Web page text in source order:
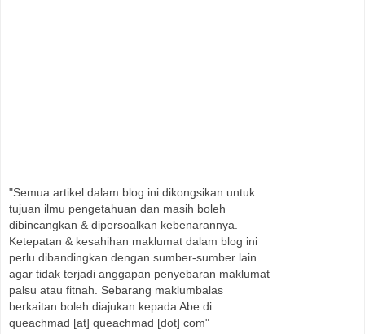
"Semua artikel dalam blog ini dikongsikan untuk
tujuan ilmu pengetahuan dan masih boleh
dibincangkan & dipersoalkan kebenarannya.
Ketepatan & kesahihan maklumat dalam blog ini
perlu dibandingkan dengan sumber-sumber lain
agar tidak terjadi anggapan penyebaran maklumat
palsu atau fitnah. Sebarang maklumbalas
berkaitan boleh diajukan kepada Abe di
queachmad [at] queachmad [dot] com"